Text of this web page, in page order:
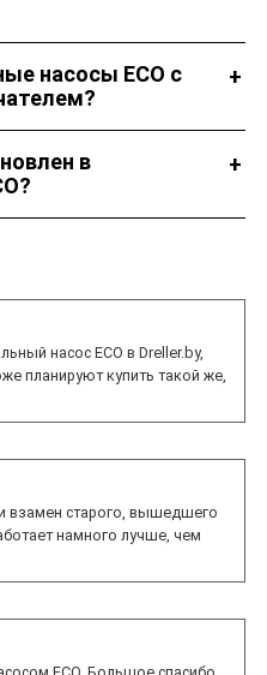
характеристик
насосы ECO с
таких устройств.
в
насос ECO в Dreller.by,
планируют купить такой же,
взамен старого, вышедшего
намного лучше, чем